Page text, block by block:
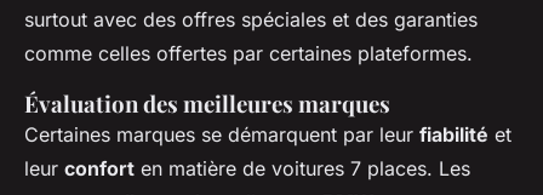
surtout avec des offres spéciales et des garanties
comme celles offertes par certaines plateformes.
Évaluation des meilleures marques
Certaines marques se démarquent par leur fiabilité et
leur confort en matière de voitures 7 places. Les